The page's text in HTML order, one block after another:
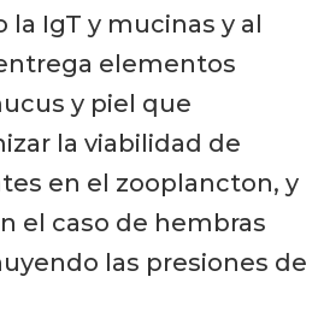
IgT y mucinas y al
elementos
y piel que
la viabilidad de
en el zooplancton, y
el caso de hembras
las presiones de